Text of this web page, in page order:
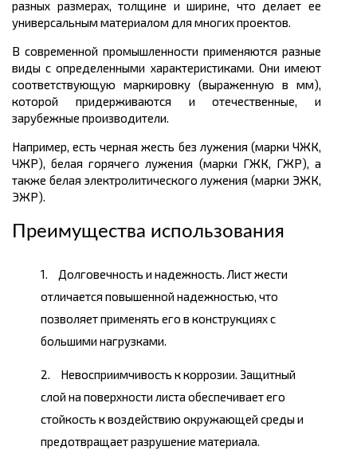
разных размерах, толщине и ширине, что делает ее
универсальным материалом для многих проектов.
В современной промышленности применяются разные
виды с определенными характеристиками. Они имеют
соответствующую маркировку (выраженную в мм),
которой придерживаются и отечественные, и
зарубежные производители.
Например, есть черная жесть без лужения (марки ЧЖК,
ЧЖР), белая горячего лужения (марки ГЖК, ГЖР), а
также белая электролитического лужения (марки ЭЖК,
ЭЖР).
Преимущества использования
Долговечность и надежность. Лист жести
отличается повышенной надежностью, что
позволяет применять его в конструкциях с
большими нагрузками.
Невосприимчивость к коррозии. Защитный
слой на поверхности листа обеспечивает его
стойкость к воздействию окружающей среды и
предотвращает разрушение материала.